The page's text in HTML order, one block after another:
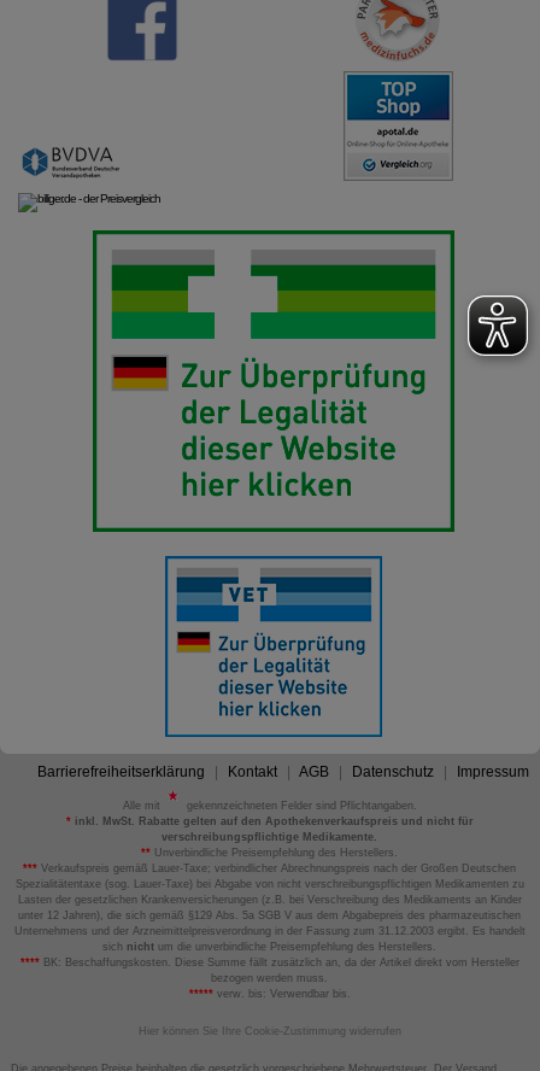
Barrierefreiheitserklärung Kontakt AGB Datenschutz Impressum
Alle mit
gekennzeichneten Felder sind Pflichtangaben.
*inkl. MwSt. Rabatte gelten auf den Apothekenverkaufspreis und nicht für
verschreibungspflichtige Medikamente.
** Unverbindliche Preisempfehlung des Herstellers.
*** Verkaufspreis gemäß Lauer-Taxe; verbindlicher Abrechnungspreis nach der Großen Deutschen
Spezialitätentaxe (sog. Lauer-Taxe) bei Abgabe von nicht verschreibungspflichtigen Medikamenten zu
Lasten der gesetzlichen Krankenversicherungen (z.B. bei Verschreibung des Medikaments an Kinder
unter 12 Jahren), die sich gemäß §129 Abs. 5a SGB V aus dem Abgabepreis des pharmazeutischen
Unternehmens und der Arzneimittelpreisverordnung in der Fassung zum 31.12.2003 ergibt. Es handelt
sich nicht um die unverbindliche Preisempfehlung des Herstellers.
****BK: Beschaffungskosten. Diese Summe fällt zusätzlich an, da der Artikel direkt vom Hersteller
bezogen werden muss.
*****verw. bis: Verwendbar bis.
Hier können Sie Ihre Cookie-Zustimmung widerrufen